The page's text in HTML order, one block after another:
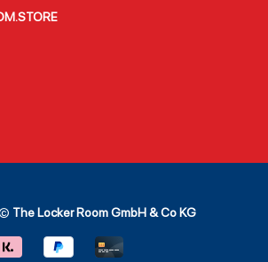
The Locker Room GmbH & Co KG